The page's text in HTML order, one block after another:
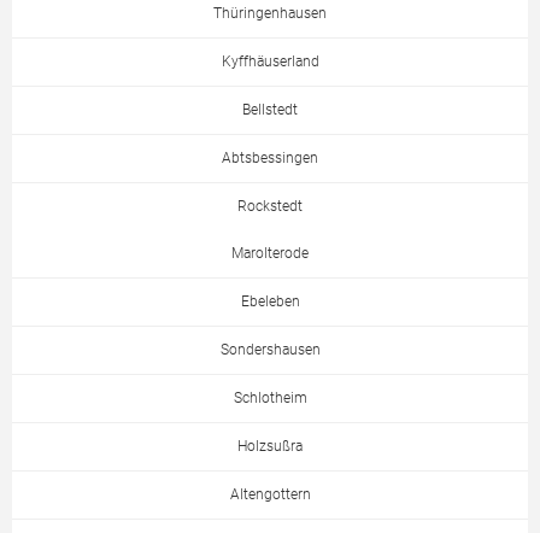
Thüringenhausen
Kyffhäuserland
Bellstedt
Abtsbessingen
Rockstedt
Marolterode
Ebeleben
Sondershausen
Schlotheim
Holzsußra
Altengottern